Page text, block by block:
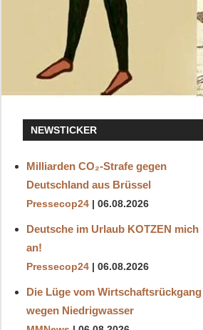
NEWSTICKER
Milliarden CO₂-Strafe gegen
Deutschland aus Brüssel
Pressecop24 06.08.2026
Deutsche im Urlaub KOTZEN mich
an!
Pressecop24 06.08.2026
Die Lüge vom Wirtschaftsrückgang
wegen Niedrigwasser